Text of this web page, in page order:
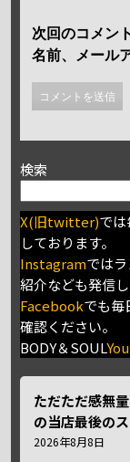
次回のコメン
名前、メール
検索
X(旧twitter)で
しております。
Instagramでは
紹介なども発信し
Facebookでも毎
確認ください。
BODY＆SOUL
ただただ感無
の当店最後の
2026年8月8日